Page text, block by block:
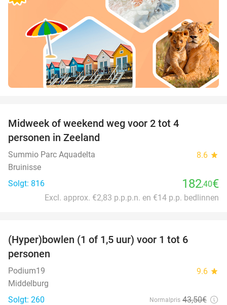
Midweek of weekend weg voor 2 tot 4
personen in Zeeland
Summio Parc Aquadelta 8.6 star
Bruinisse
Solgt: 816
182,40€
Excl. approx. €2,83 p.p.p.n. en €14 p.p. bedlinnen
(Hyper)bowlen (1 of 1,5 uur) voor 1 tot 6
personen
Podium19 9.6 star
Middelburg
Solgt: 260
Normalpris 43,50€